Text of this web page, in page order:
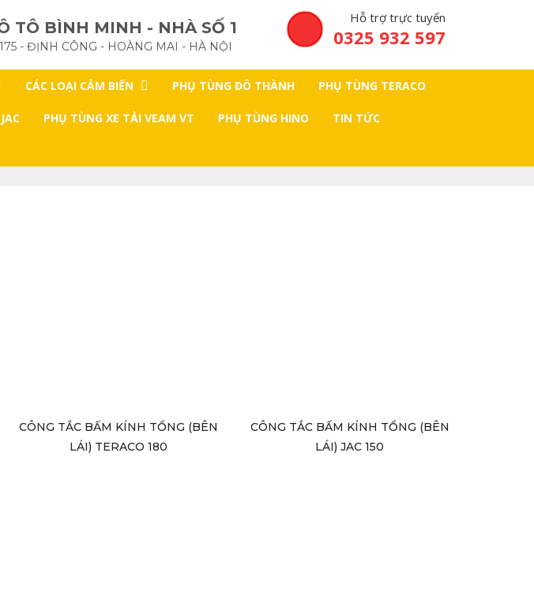
TÔ BÌNH MINH - NHÀ SỐ 1
- ĐỊNH CÔNG - HOÀNG MAI - HÀ NỘI
Hỗ trợ trực tuyến
0325 932 597
CÁC LOẠI CẢM BIẾN PHỤ TÙNG ĐÔ THÀNH PHỤ TÙNG TERACO
PHỤ TÙNG XE TẢI VEAM VT PHỤ TÙNG HINO TIN TỨC
CÔNG TẮC BẤM KÍNH TỔNG (BÊN
LÁI) TERACO 180
CÔNG TẮC BẤM KÍNH TỔNG (BÊN
LÁI) JAC 150